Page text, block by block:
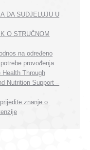
DA SUDJELUJU U
O STRUČNOM
na određeno
provođenja
Through
Nutrition Support –
znanje o